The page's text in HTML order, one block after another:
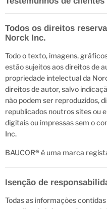
Todos os direitos
Norck Inc.
Todo o texto, imagens,
estão sujeitos aos direitos de
propriedade intelectual da
direitos de autor, salvo
não podem ser reproduzidos,
republicados noutros sites ou
digitais ou impressas sem o
Inc.
BAUCOR® é uma marca
Isenção de
Todas as informações